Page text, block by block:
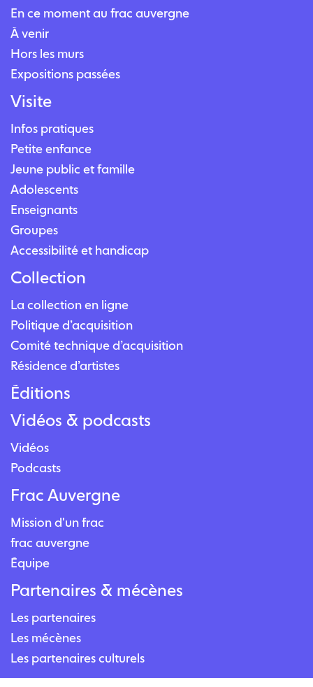
En ce moment au frac auvergne
À venir
Hors les murs
Expositions passées
Visite
Infos pratiques
Petite enfance
Jeune public et famille
Adolescents
Enseignants
Groupes
Accessibilité et handicap
Collection
La collection en ligne
Politique d’acquisition
Comité technique d’acquisition
Résidence d’artistes
Éditions
Vidéos & podcasts
Vidéos
Podcasts
Frac Auvergne
Mission d'un frac
frac auvergne
Équipe
Partenaires & mécènes
Les partenaires
Les mécènes
Les partenaires culturels